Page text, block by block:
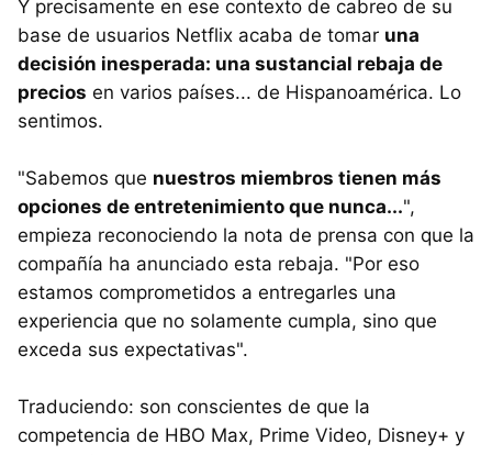
Y precisamente en ese contexto de cabreo de su
base de usuarios Netflix acaba de tomar una
decisión inesperada: una sustancial rebaja de
precios en varios países... de Hispanoamérica. Lo
sentimos.
"Sabemos que nuestros miembros tienen más
opciones de entretenimiento que nunca...",
empieza reconociendo la nota de prensa con que la
compañía ha anunciado esta rebaja. "Por eso
estamos comprometidos a entregarles una
experiencia que no solamente cumpla, sino que
exceda sus expectativas".
Traduciendo: son conscientes de que la
competencia de HBO Max, Prime Video, Disney+ y